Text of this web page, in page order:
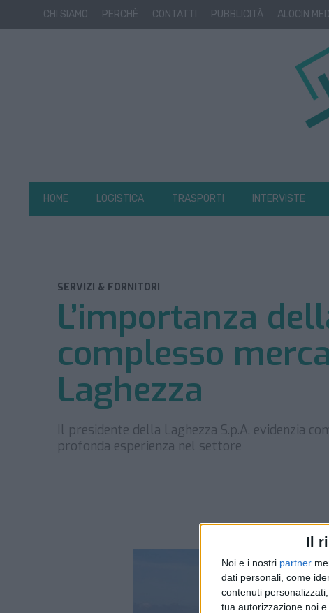
Il
Noi e i nostri partner
dati personali, come
contenuti
tua autorizzazione noi
CHI SIAMO PERCHÈ CONTATTI PUBBLICITÀ ALOCIN
HOME LOGISTICA TRASPORTI INTERVISTE
SERVIZI & FORNITORI
L’importanza
complesso
Laghezza
Il presidente della Laghezza S.p.A. evidenzia
profonda esperienza nel settore